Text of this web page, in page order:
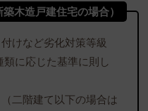
木造戸建住宅の場合）
けなど劣化対策等級
類に応じた基準に則し
二階建て以下の場合は